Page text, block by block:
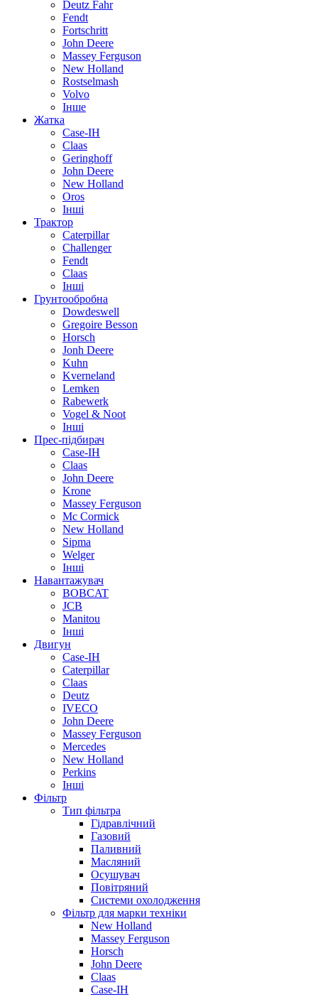
Deutz Fahr
Fendt
Fortschritt
John Deere
Massey Ferguson
New Holland
Rostselmash
Volvo
Інше
Жатка
Case-IH
Claas
Geringhoff
John Deere
New Holland
Oros
Інші
Трактор
Caterpillar
Challenger
Fendt
Claas
Інші
Грунтообробна
Dowdeswell
Gregoire Besson
Horsch
Jonh Deere
Kuhn
Kverneland
Lemken
Rabewerk
Vogel & Noot
Інші
Прес-підбирач
Case-IH
Claas
John Deere
Krone
Massey Ferguson
Mc Cormick
New Holland
Sipma
Welger
Інші
Навантажувач
BOBCAT
JCB
Manitou
Інші
Двигун
Case-IH
Caterpillar
Claas
Deutz
IVECO
John Deere
Massey Ferguson
Mercedes
New Holland
Perkins
Інші
Фільтр
Тип фільтра
Гідравлічний
Газовий
Паливний
Масляний
Осушувач
Повітряний
Системи охолодження
Фільтр для марки техніки
New Holland
Massey Ferguson
Horsch
John Deere
Claas
Case-IH